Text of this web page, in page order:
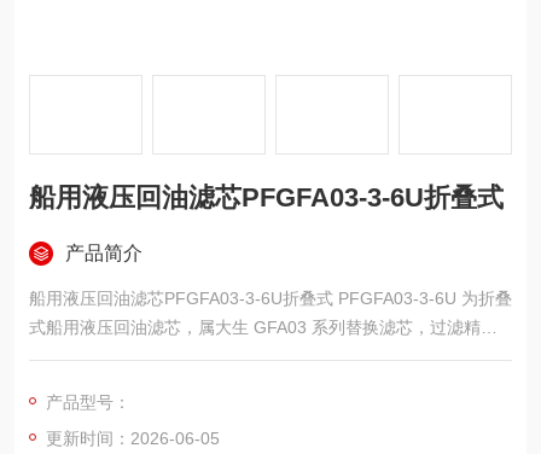
船用液压回油滤芯PFGFA03-3-6U折叠式
产品简介
船用液压回油滤芯PFGFA03-3-6U折叠式 PFGFA03-3-6U 为折叠
式船用液压回油滤芯，属大生 GFA03 系列替换滤芯，过滤精度 6
μm，G3/8 螺纹安装、3 英寸外径规格，采用玻纤折叠滤材搭配
压上限 1.6MPa，专门针对船舶机舱高湿盐雾、油压频繁脉动环
境设计，多用于舵机、起锚机、舱盖液压机组回油过滤。
产品型号：
更新时间：2026-06-05